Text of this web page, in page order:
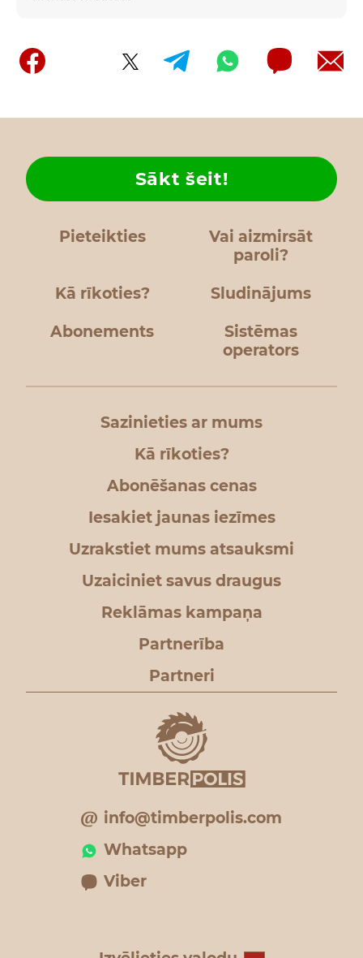
Pieteikties
Vai aizmirsāt
paroli?
Kā rīkoties?
Sākt šeit!
Sludinājums
Abonements
Sistēmas
operators
Sazinieties ar mums
Kā rīkoties?
Abonēšanas cenas
Iesakiet jaunas iezīmes
Uzrakstiet mums atsauksmi
Uzaiciniet savus draugus
Reklāmas kampaņa
Partnerība
Partneri
info@timberpolis.com
Whatsapp
Viber